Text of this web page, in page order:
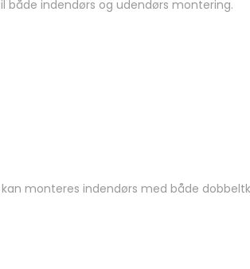
indendørs og udendørs montering.
monteres indendørs med både